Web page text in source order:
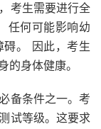
考生需要进行全
任何可能影响幼
碍。 因此，考生
的身体健康。
备条件之一。考
试等级。这要求